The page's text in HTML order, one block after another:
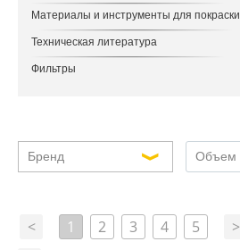
Материалы и инструменты для покраски
Техническая литература
Фильтры
Бренд Объем
< 1 2 3 4 5
>